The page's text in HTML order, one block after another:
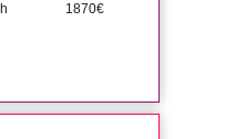
1870€